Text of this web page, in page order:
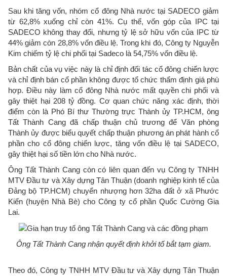
Sau khi tăng vốn, nhóm cổ đông Nhà nước tại SADECO giảm
từ 62,8% xuống chỉ còn 41%. Cụ thể, vốn góp của IPC tại
SADECO không thay đổi, nhưng tỷ lệ sở hữu vốn của IPC từ
44% giảm còn 28,8% vốn điều lệ. Trong khi đó, Công ty Nguyễn
Kim chiếm tỷ lệ chi phối tại Sadeco là 54,75% vốn điều lệ.
Bản chất của vụ việc này là chỉ định đối tác cổ đông chiến lược
và chỉ định bán cổ phần không được tổ chức thẩm định giá phù
hợp. Điều này làm cổ đông Nhà nước mất quyền chi phối và
gây thiệt hại 208 tỷ đồng. Cơ quan chức năng xác định, thời
điểm còn là Phó Bí thư Thường trực Thành ủy TP.HCM, ông
Tất Thành Cang đã chấp thuận chủ trương để Văn phòng
Thành ủy được biểu quyết chấp thuận phương án phát hành cổ
phần cho cổ đông chiến lược, tăng vốn điều lệ tại SADECO,
gây thiệt hại số tiền lớn cho Nhà nước.
Ông Tất Thành Cang còn có liên quan đến vụ Công ty TNHH
MTV Đầu tư và Xây dựng Tân Thuận (doanh nghiệp kinh tế của
Đảng bộ TP.HCM) chuyển nhượng hơn 32ha đất ở xã Phước
Kiển (huyện Nhà Bè) cho Công ty cổ phần Quốc Cường Gia
Lai.
Ông Tất Thành Cang nhận quyết định khởi tố bắt tạm giam.
Theo đó, Công ty TNHH MTV Đầu tư và Xây dựng Tân Thuận